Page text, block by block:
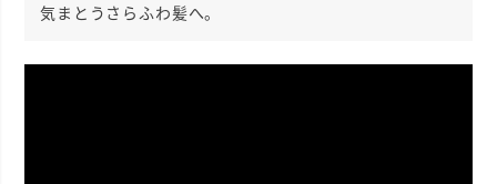
気まとうさらふわ髪へ。